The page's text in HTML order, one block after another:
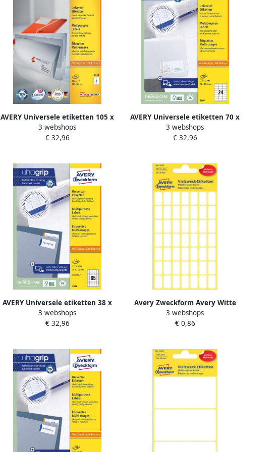
AVERY Universele etiketten 105 x
74 mm wit Inkjetprinter
Laserprinter Kopieerapparaat
3 webshops
€ 32,96
AVERY Universele etiketten 70 x
33 8 mm wit Inkjetprinter
Laserprinter Kopieerapparaat
3 webshops
€ 32,96
AVERY Universele etiketten 38 x
21 2 mm wit Inkjetprinter
Laserprinter Kopieerapparaat
3 webshops
€ 32,96
Avery Zweckform Avery Witte
etiketten ft 16 x 9 mm (b x h) 294
stuks
3 webshops
€ 0,86